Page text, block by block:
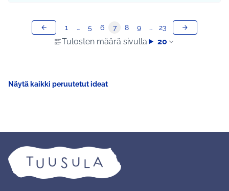
Tulosten määrä sivulla: 20
1 … 5 6 7 8 9 … 23
Näytä kaikki peruutetut ideat